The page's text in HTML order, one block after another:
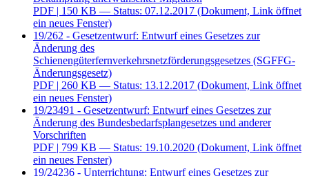
PDF | 150 KB — Status: 07.12.2017 (Dokument, Link öffnet
ein neues Fenster)
19/262 - Gesetzentwurf: Entwurf eines Gesetzes zur
Änderung des
Schienengüterfernverkehrsnetzförderungsgesetzes (SGFFG-
Änderungsgesetz)
PDF | 260 KB — Status: 13.12.2017 (Dokument, Link öffnet
ein neues Fenster)
19/23491 - Gesetzentwurf: Entwurf eines Gesetzes zur
Änderung des Bundesbedarfsplangesetzes und anderer
Vorschriften
PDF | 799 KB — Status: 19.10.2020 (Dokument, Link öffnet
ein neues Fenster)
19/24236 - Unterrichtung: Entwurf eines Gesetzes zur